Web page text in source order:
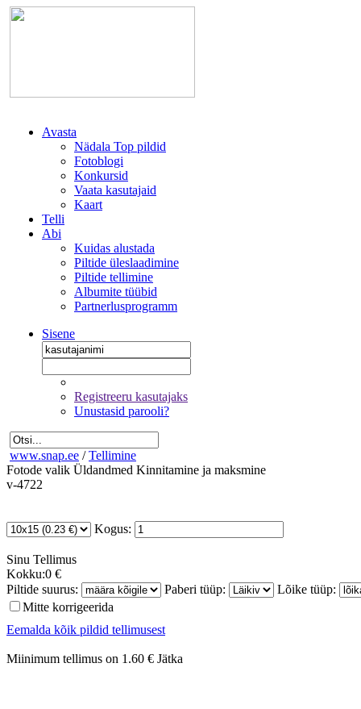
Avasta
Nädala Top pildid
Fotoblogi
Konkursid
Vaata kasutajaid
Kaart
Telli
Abi
Kuidas alustada
Piltide üleslaadimine
Piltide tellimine
Albumite tüübid
Partnerlusprogramm
Sisene
Registreeru kasutajaks
Unustasid parooli?
www.snap.ee / Tellimine
Fotode valik Üldandmed Kinnitamine ja maksmine
v-4722
Kogus:
Sinu Tellimus
Kokku:0 €
Piltide suurus:
Paberi tüüp:
Lõike tüüp:
Mitte korrigeerida
Eemalda kõik pildid tellimusest
Miinimum tellimus on 1.60 € Jätka